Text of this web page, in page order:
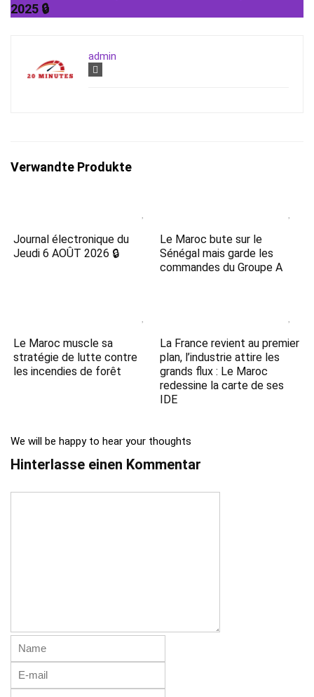
2025 🔒
admin
Verwandte Produkte
Journal électronique du
Jeudi 6 AOÛT 2026 🔒
Le Maroc bute sur le
Sénégal mais garde les
commandes du Groupe A
Le Maroc muscle sa
stratégie de lutte contre
les incendies de forêt
La France revient au premier
plan, l’industrie attire les
grands flux : Le Maroc
redessine la carte de ses
IDE
We will be happy to hear your thoughts
Hinterlasse einen Kommentar